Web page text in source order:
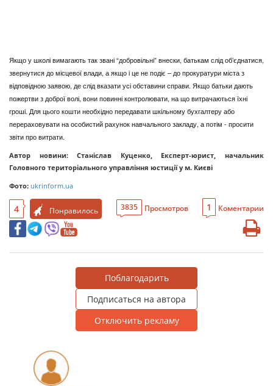
Якщо у школі вимагають так звані “добровільні” внески, батькам слід об’єднатися,
звернутися до місцевої влади, а якщо і це не подіє – до прокуратури міста з
відповідною заявою, де слід вказати усі обставини справи. Якщо батьки дають
пожертви з доброї волі, вони повинні контролювати, на що витрачаються їхні
гроші. Для цього кошти необхідно передавати шкільному бухгалтеру або
перераховувати на особистий рахунок навчального закладу, а потім - просити
звіти про витрати.
Автор новини: Станіслав Куценко, Експерт-юрист, начальник
Головного територіального управління юстиції у м. Києві
Фото: ukrinform.ua
4 Понравилось 3835 Просмотров 1 Коментарии
Поблагодарить
Подписаться на автора
Отключить рекламу